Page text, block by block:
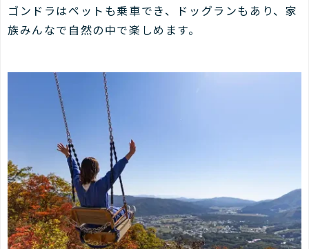
ゴンドラはペットも乗車でき、ドッグランもあり、家
族みんなで自然の中で楽しめます。